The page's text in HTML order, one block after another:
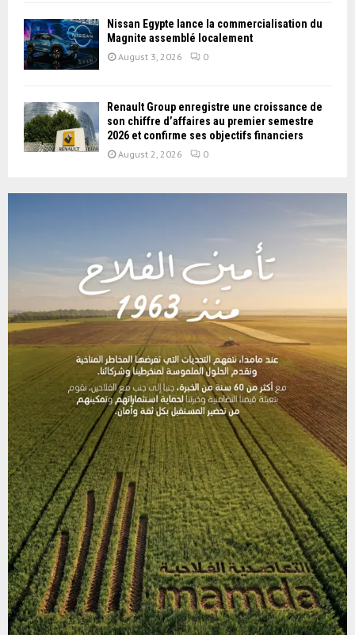
Nissan Égypte lance la commercialisation du
Magnite assemblé localement
August 3, 2026 0
Renault Group enregistre une croissance de
son chiffre d’affaires au premier semestre
2026 et confirme ses objectifs financiers
August 2, 2026 0